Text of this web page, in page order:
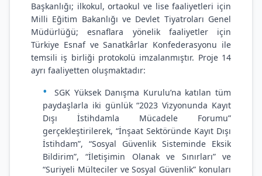
Başkanlığı; ilkokul, ortaokul ve lise faaliyetleri için
Milli Eğitim Bakanlığı ve Devlet Tiyatroları Genel
Müdürlüğü; esnaflara yönelik faaliyetler için
Türkiye Esnaf ve Sanatkârlar Konfederasyonu ile
temsili iş birliği protokolü imzalanmıştır. Proje 14
ayrı faaliyetten oluşmaktadır:
SGK Yüksek Danışma Kurulu’na katılan tüm
paydaşlarla iki günlük “2023 Vizyonunda Kayıt
Dışı İstihdamla Mücadele Forumu”
gerçekleştirilerek, “İnşaat Sektöründe Kayıt Dışı
İstihdam”, “Sosyal Güvenlik Sisteminde Eksik
Bildirim”, “İletişimin Olanak ve Sınırları” ve
“Suriyeli Mülteciler ve Sosyal Güvenlik” konuları